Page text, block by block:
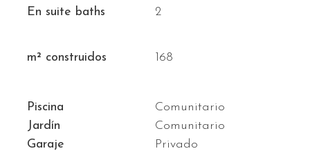
En suite baths
2
m² construidos 168
Piscina
Comunitario
Jardín
Comunitario
Garaje
Privado